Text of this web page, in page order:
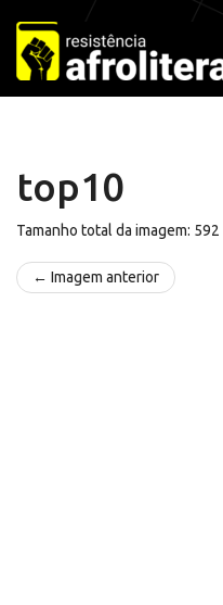
Pular
para
o
conteúdo
top10
Tamanho total da imagem: 592
← Imagem anterior